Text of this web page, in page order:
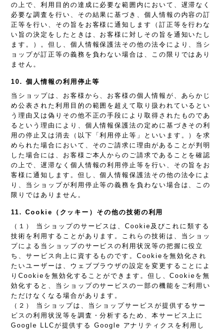
の上で、利用目的の達成に必要な範囲内において、遅滞なく
必要な調査を行い、その結果に基づき、個人情報の内容の訂
正等を行い、その旨をお客様に通知します（訂正等を行わな
い旨の決定をしたときは、お客様に対しその旨を通知いたし
ます。）。但し、個人情報保護法その他の法令により、当シ
ョップが訂正等の義務を負わない場合は、この限りではあり
ません。
10. 個人情報の利用停止等
当ショップは、お客様から、お客様の個人情報が、あらかじ
め公表された利用目的の範囲を超えて取り扱われているとい
う理由又は偽りその他不正の手段により取得されたものであ
るという理由により、個人情報保護法の定めに基づきその利
用の停止又は消去（以下「利用停止等」といいます。）を求
められた場合において、そのご請求に理由があることが判明
した場合には、お客様ご本人からのご請求であることを確認
の上で、遅滞なく個人情報の利用停止等を行い、その旨をお
客様に通知します。但し、個人情報保護法その他の法令によ
り、当ショップが利用停止等の義務を負わない場合は、この
限りではありません。
11. Cookie（クッキー）その他の技術の利用
（１） 当ショップのサービスは、Cookie及びこれに類する
技術を利用することがあります。これらの技術は、当ショッ
プによる当ショップのサービスの利用状況等の把握に役立
ち、サービス向上に資するものです。Cookieを無効化され
たいユーザーは、ウェブブラウザの設定を変更することによ
りCookieを無効化することができます。但し、Cookieを無
効化すると、当ショップのサービスの一部の機能をご利用い
ただけなくなる場合があります。
（２） 当ショップは、当ショップサービスが提供するサー
ビスの利用状況等を調査・分析するため、本サービス上に
Google LLCが提供する Google アナリティクスを利用し